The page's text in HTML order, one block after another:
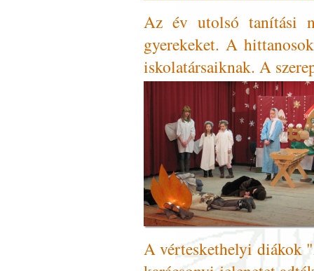
Az év utolsó tanítási
gyerekeket. A
iskolatársaiknak. A
A vérteskethelyi diákok